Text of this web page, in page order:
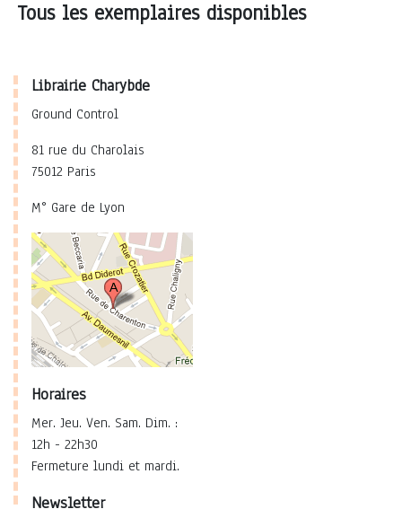
Tous les exemplaires disponibles
Librairie Charybde
Ground Control
81 rue du Charolais
75012 Paris
M° Gare de Lyon
Horaires
Mer. Jeu. Ven. Sam. Dim. :
12h - 22h30
Fermeture lundi et mardi.
Newsletter